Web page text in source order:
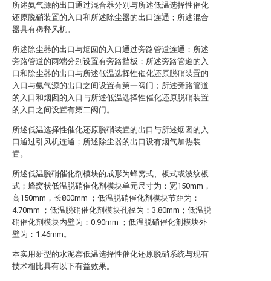
所述氨气源的出口通过混合器分别与所述低温选择性催化
还原脱硝装置的入口和所述除尘器的出口连通；所述混合
器具有稀释风机。
所述除尘器的出口与烟囱的入口通过旁路管道连通；所述
旁路管道的两端分别设置有旁路挡板；所述旁路管道的入
口和除尘器的出口与所述低温选择性催化还原脱硝装置的
入口与氨气源的出口之间设置有第一阀门；所述旁路管道
的入口和烟囱的入口与所述低温选择性催化还原脱硝装置
的入口之间设置有第二阀门。
所述低温选择性催化还原脱硝装置的出口与所述烟囱的入
口通过引风机连通；所述除尘器的出口设有烟气加热装
置。
所述低温脱硝催化剂模块的成形为蜂窝式、板式或波纹板
式；蜂窝状低温脱硝催化剂模块单元尺寸为：宽150mm，
高150mm，长800mm ；低温脱硝催化剂模块节距为：
4.70mm ；低温脱硝催化剂模块孔径为：3.80mm；低温脱
硝催化剂模块内壁为：0.90mm ；低温脱硝催化剂模块外
壁为：1.46mm。
本实用新型的水泥窑低温选择性催化还原脱硝系统与现有
技术相比具有以下有益效果。